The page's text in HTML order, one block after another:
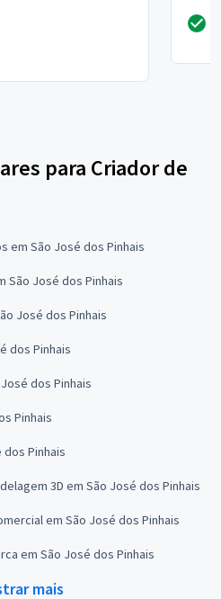
para Criador de
em São José dos Pinhais
São José dos Pinhais
José dos Pinhais
dos Pinhais
dos Pinhais
Pinhais
Pinhais
3D em São José dos Pinhais
em São José dos Pinhais
em São José dos Pinhais
mais